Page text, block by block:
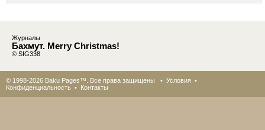
Журналы
Бахмут. Merry Christmas!
© SIG338
© 1998-2026 Baku Pages™. Все права защищены • Условия •
Конфиденциальность • Контакты